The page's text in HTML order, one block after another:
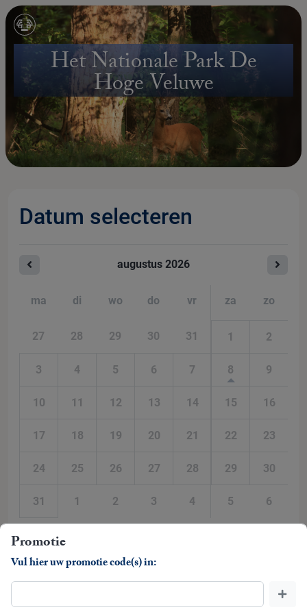
Het Nationale Park De
Hoge Veluwe
Datum selecteren
augustus 2026
ma di wo do vr za zo
27 28 29 30 31 1 2
3 4 5 6 7 8 9
10 11 12 13 14 15 16
17 18 19 20 21 22 23
24 25 26 27 28 29 30
31 1 2 3 4 5 6
Promotie
Vul hier uw promotie code(s) in: